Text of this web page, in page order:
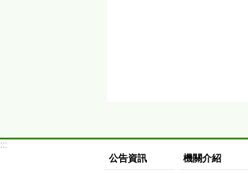
:::
公告資訊
機關介紹